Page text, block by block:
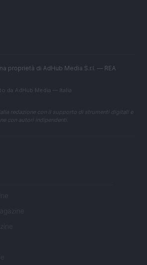
proprietà di AdHub Media S.r.l. — REA
da AdHub Media — Italia
redazione con il supporto di strumenti digitali e
con autori indipendenti.